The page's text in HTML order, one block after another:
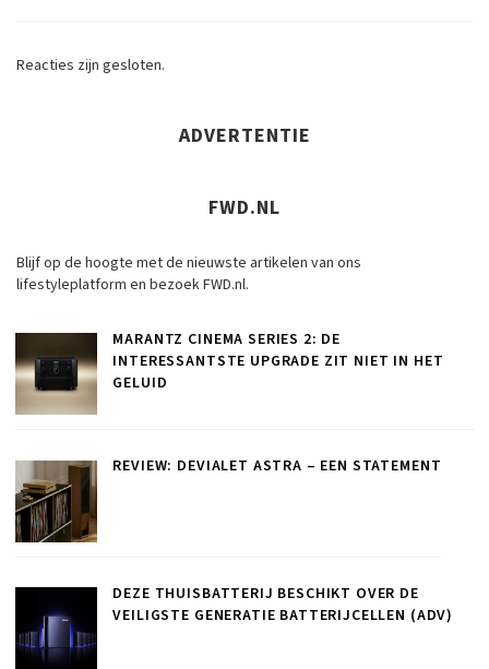
Reacties zijn gesloten.
ADVERTENTIE
FWD.NL
Blijf op de hoogte met de nieuwste artikelen van ons
lifestyleplatform en bezoek FWD.nl.
MARANTZ CINEMA SERIES 2: DE
INTERESSANTSTE UPGRADE ZIT NIET IN HET
GELUID
REVIEW: DEVIALET ASTRA – EEN STATEMENT
DEZE THUISBATTERIJ BESCHIKT OVER DE
VEILIGSTE GENERATIE BATTERIJCELLEN (ADV)